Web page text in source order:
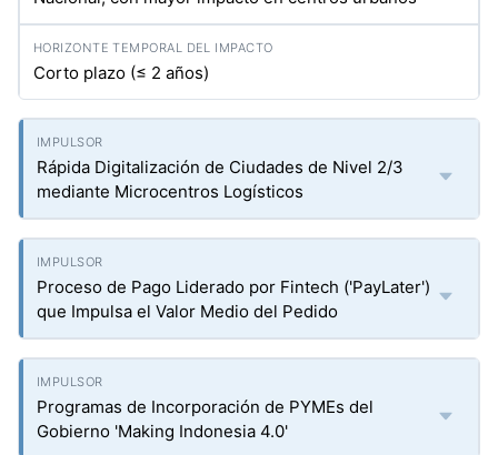
Corto plazo (≤ 2 años)
Rápida Digitalización de Ciudades de Nivel 2/3
mediante Microcentros Logísticos
Proceso de Pago Liderado por Fintech ('PayLater')
que Impulsa el Valor Medio del Pedido
Programas de Incorporación de PYMEs del
Gobierno 'Making Indonesia 4.0'